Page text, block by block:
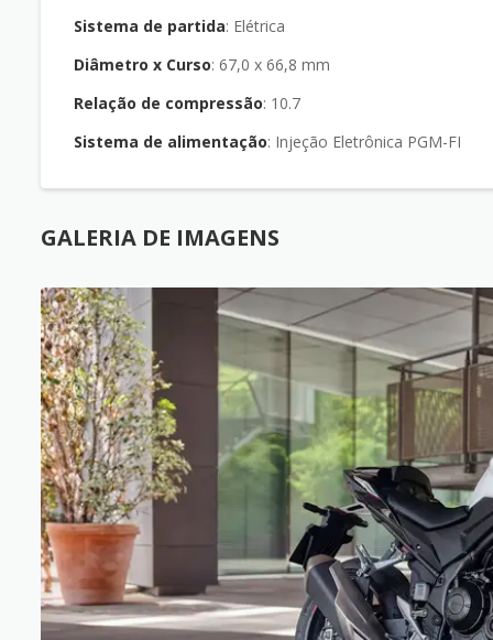
Sistema de partida : Elétrica
Diâmetro x Curso : 67,0 x 66,8 mm
Relação de compressão : 10.7
Sistema de alimentação : Injeção Eletrônica PGM-FI
GALERIA DE IMAGENS